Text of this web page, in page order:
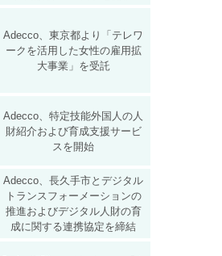
Adecco、東京都より「テレワ
ークを活用した女性の雇用拡
大事業」を受託
Adecco、特定技能外国人の人
財紹介および育成支援サービ
スを開始
Adecco、長久手市とデジタル
トランスフォーメーションの
推進およびデジタル人財の育
成に関する連携協定を締結